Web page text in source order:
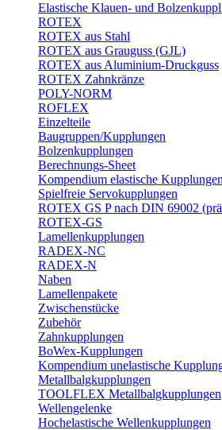
Elastische Klauen- und
ROTEX
ROTEX aus Stahl
ROTEX aus Grauguss (GJL)
ROTEX aus Aluminium-Druckguss
ROTEX Zahnkränze
POLY-NORM
ROFLEX
Einzelteile
Baugruppen/Kupplungen
Bolzenkupplungen
Berechnungs-Sheet
Kompendium elastische Kupplungen
Spielfreie Servokupplungen
ROTEX GS P nach DIN 69002
ROTEX-GS
Lamellenkupplungen
RADEX-NC
RADEX-N
Naben
Lamellenpakete
Zwischenstücke
Zubehör
Zahnkupplungen
BoWex-Kupplungen
Kompendium unelastische
Metallbalgkupplungen
TOOLFLEX Metallbalgkupplungen
Wellengelenke
Hochelastische Wellenkupplungen